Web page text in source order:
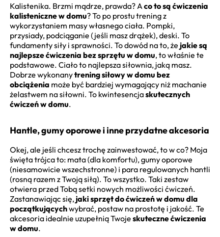
Kalistenika. Brzmi mądrze, prawda? A co to są ćwiczenia
kalisteniczne w domu? To po prostu trening z
wykorzystaniem masy własnego ciała. Pompki,
przysiady, podciąganie (jeśli masz drążek), deski. To
fundamenty siły i sprawności. To dowód na to, że jakie są
najlepsze ćwiczenia bez sprzętu w domu, to właśnie te
podstawowe. Ciało to najlepsza siłownia, jaką masz.
Dobrze wykonanytrening siłowy w domu bez
obciążenia może być bardziej wymagający niż machanie
żelastwem na siłowni. To kwintesencjaskutecznych
ćwiczeń w domu.
Hantle, gumy oporowe i inne przydatne akcesoria
Okej, ale jeśli chcesz trochę zainwestować, to w co? Moja
święta trójca to: mata (dla komfortu), gumy oporowe
(niesamowicie wszechstronne) i para regulowanych hantli
(rosną razem z Twoją siłą). To wszystko. Taki zestaw
otwiera przed Tobą setki nowych możliwości ćwiczeń.
Zastanawiając się, jaki sprzęt do ćwiczeń w domu dla
początkującychwybrać, postaw na prostotę i jakość. Te
akcesoria idealnie uzupełnią Twoje skuteczne ćwiczenia
w domu.